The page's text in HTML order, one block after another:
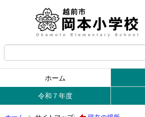
ホーム
令和７年度